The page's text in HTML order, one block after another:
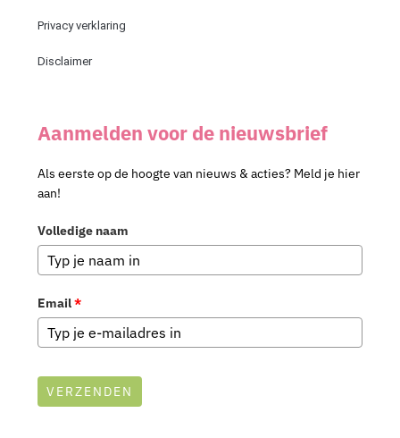
Privacy verklaring
Disclaimer
Aanmelden voor de nieuwsbrief
Als eerste op de hoogte van nieuws & acties? Meld je hier
aan!
Volledige naam
Email*
VERZENDEN